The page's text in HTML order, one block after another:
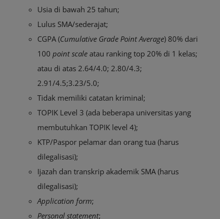
Usia di bawah 25 tahun;
Lulus SMA/sederajat;
CGPA (Cumulative Grade Point Average) 80% dari
100 point scale atau ranking top 20% di 1 kelas;
atau di atas 2.64/4.0; 2.80/4.3;
2.91/4.5;3.23/5.0;
Tidak memiliki catatan kriminal;
TOPIK Level 3 (ada beberapa universitas yang
membutuhkan TOPIK level 4);
KTP/Paspor pelamar dan orang tua (harus
dilegalisasi);
Ijazah dan transkrip akademik SMA (harus
dilegalisasi);
Application form;
Personal statement;